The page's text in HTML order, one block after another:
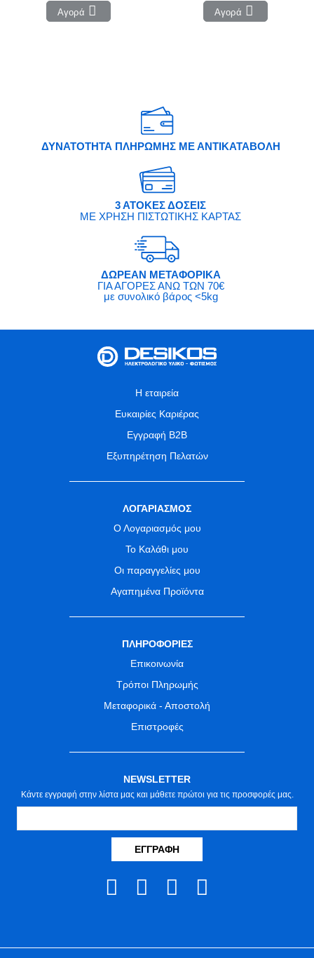
Αγορά Αγορά
ΔΥΝΑΤΟΤΗΤΑ ΠΛΗΡΩΜΗΣ ΜΕ ΑΝΤΙΚΑΤΑΒΟΛΗ
3 ΑΤΟΚΕΣ ΔΟΣΕΙΣ
ΜΕ ΧΡΗΣΗ ΠΙΣΤΩΤΙΚΗΣ ΚΑΡΤΑΣ
ΔΩΡΕΑΝ ΜΕΤΑΦΟΡΙΚΑ
ΓΙΑ ΑΓΟΡΕΣ ΑΝΩ ΤΩΝ 70€
με συνολικό βάρος <5kg
Η εταιρεία
Ευκαιρίες Καριέρας
Εγγραφή B2B
Εξυπηρέτηση Πελατών
ΛΟΓΑΡΙΑΣΜΟΣ
Ο Λογαριασμός μου
Το Καλάθι μου
Οι παραγγελίες μου
Αγαπημένα Προϊόντα
ΠΛΗΡΟΦΟΡΙΕΣ
Επικοινωνία
Τρόποι Πληρωμής
Μεταφορικά - Αποστολή
Επιστροφές
NEWSLETTER
Κάντε εγγραφή στην λίστα μας και μάθετε πρώτοι για τις προσφορές μας.
ΕΓΓΡΑΦΉ